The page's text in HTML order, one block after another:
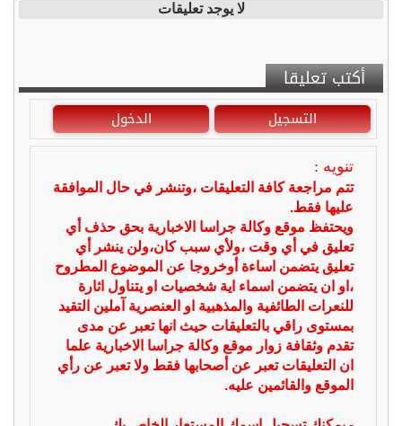
لا يوجد تعليقات
أكتب تعليقا
التسجيل الدخول
تنويه :
تتم مراجعة كافة التعليقات ،وتنشر في حال الموافقة
عليها فقط.
ويحتفظ موقع وكالة جراسا الاخبارية بحق حذف أي
تعليق في أي وقت ،ولأي سبب كان،ولن ينشر أي
تعليق يتضمن اساءة أوخروجا عن الموضوع المطروح
،او ان يتضمن اسماء اية شخصيات او يتناول اثارة
للنعرات الطائفية والمذهبية او العنصرية آملين التقيد
بمستوى راقي بالتعليقات حيث انها تعبر عن مدى
تقدم وثقافة زوار موقع وكالة جراسا الاخبارية علما
ان التعليقات تعبر عن أصحابها فقط ولا تعبر عن رأي
الموقع والقائمين عليه.